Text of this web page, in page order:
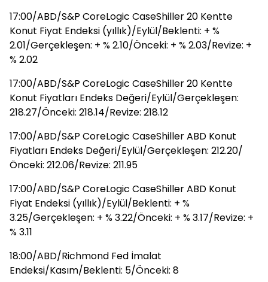
17:00/ABD/S&P CoreLogic CaseShiller 20 Kentte
Konut Fiyat Endeksi (yıllık)/Eylül/Beklenti: + %
2.01/Gerçekleşen: + % 2.10/Önceki: + % 2.03/Revize: +
% 2.02
17:00/ABD/S&P CoreLogic CaseShiller 20 Kentte
Konut Fiyatları Endeks Değeri/Eylül/Gerçekleşen:
218.27/Önceki: 218.14/Revize: 218.12
17:00/ABD/S&P CoreLogic CaseShiller ABD Konut
Fiyatları Endeks Değeri/Eylül/Gerçekleşen: 212.20/
Önceki: 212.06/Revize: 211.95
17:00/ABD/S&P CoreLogic CaseShiller ABD Konut
Fiyat Endeksi (yıllık)/Eylül/Beklenti: + %
3.25/Gerçekleşen: + % 3.22/Önceki: + % 3.17/Revize: +
% 3.11
18:00/ABD/Richmond Fed İmalat
Endeksi/Kasım/Beklenti: 5/Önceki: 8